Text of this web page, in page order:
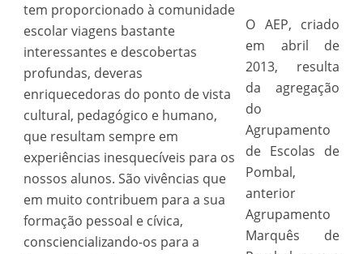
tem proporcionado à comunidade
escolar viagens bastante
interessantes e descobertas
profundas, deveras
enriquecedoras do ponto de vista
cultural, pedagógico e humano,
que resultam sempre em
experiências inesquecíveis para os
nossos alunos. São vivências que
em muito contribuem para a sua
formação pessoal e cívica,
consciencializando-os para a
O AEP, criado
em abril de
2013, resulta
da agregação
do
Agrupamento
de Escolas de
Pombal,
anterior
Agrupamento
Marquês de